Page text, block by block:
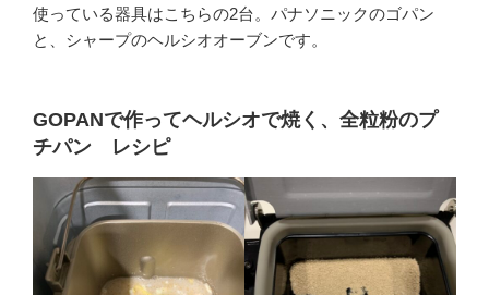
使っている器具はこちらの2台。パナソニックのゴパン
と、シャープのヘルシオオーブンです。
GOPANで作ってヘルシオで焼く、全粒粉のプ
チパン レシピ